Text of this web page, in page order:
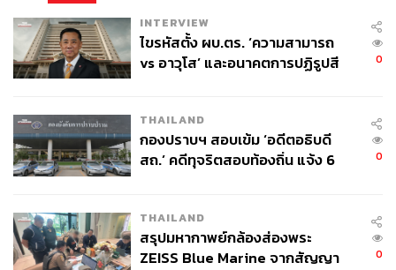
INTERVIEW
ไขรหัสตั้ง ผบ.ตร. ‘ความสามารถ
vs อาวุโส’ และอนาคตการปฏิรูปสี
0
THAILAND
กองปราบฯ สอบเข้ม ‘อดีตอธิบดี
สถ.’ คดีทุจริตสอบท้องถิ่น แจ้ง 6
0
THAILAND
สรุปมหากาพย์กล้องส่องพระ
ZEISS Blue Marine จากสัญญา
0